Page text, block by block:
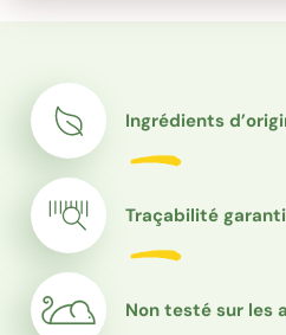
Ingrédients
Traçabilité
Non testé sur les